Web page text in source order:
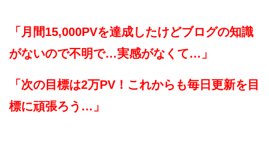
「月間15,000PVを達成したけどブログの知識
がないので不明で…実感がなくて…」
「次の目標は2万PV！これからも毎日更新を目
標に頑張ろう…」